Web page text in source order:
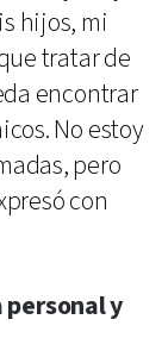
hijos, mi
tratar de
encontrar
No estoy
pero
con
personal y